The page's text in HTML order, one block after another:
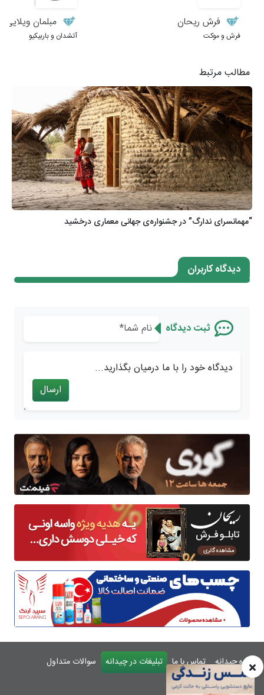
درباره چیدانه تماس با ما تبلیغات در چیدانه
سوالات متداول
ورود